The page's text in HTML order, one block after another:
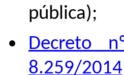
pública);
Decreto
8.259/2014